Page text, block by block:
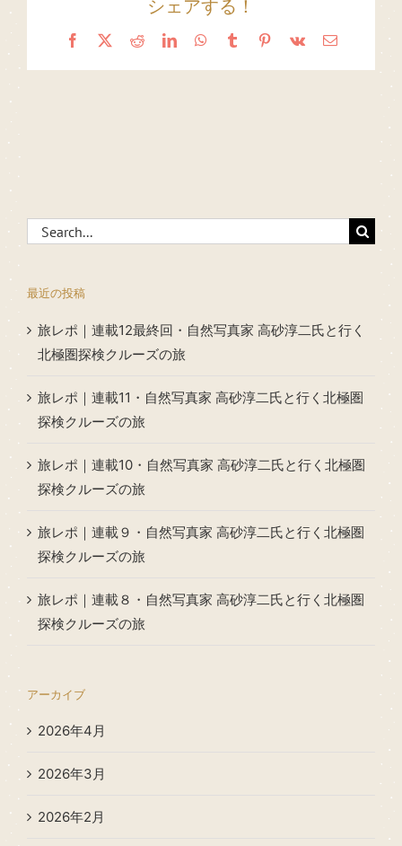
シェアする！
Facebook
X RedditLinkedInWhatsApp
TumblrPinterest
Vk Email
Search
for:
最近の投稿
旅レポ｜連載12最終回・自然写真家 高砂淳二氏と行く
北極圏探検クルーズの旅
旅レポ｜連載11・自然写真家 高砂淳二氏と行く北極圏
探検クルーズの旅
旅レポ｜連載10・自然写真家 高砂淳二氏と行く北極圏
探検クルーズの旅
旅レポ｜連載９・自然写真家 高砂淳二氏と行く北極圏
探検クルーズの旅
旅レポ｜連載８・自然写真家 高砂淳二氏と行く北極圏
探検クルーズの旅
アーカイブ
2026年4月
2026年3月
2026年2月